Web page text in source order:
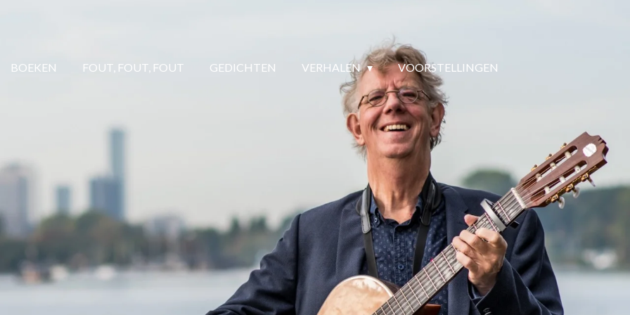
BOEKEN FOUT, FOUT, FOUT GEDICHTEN VERHALEN VOORSTELLINGEN